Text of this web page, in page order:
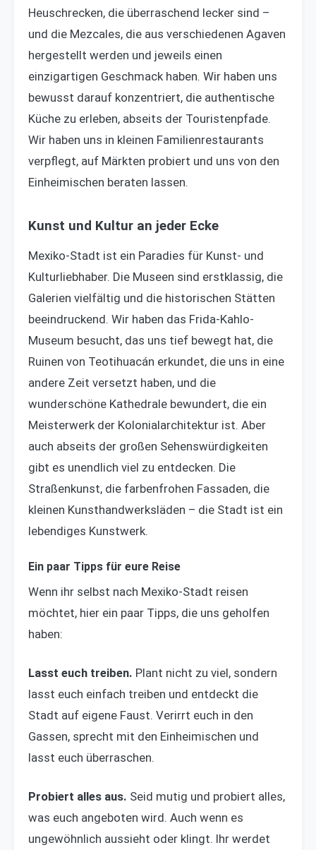
Heuschrecken, die überraschend lecker sind –
und die Mezcales, die aus verschiedenen Agaven
hergestellt werden und jeweils einen
einzigartigen Geschmack haben. Wir haben uns
bewusst darauf konzentriert, die authentische
Küche zu erleben, abseits der Touristenpfade.
Wir haben uns in kleinen Familienrestaurants
verpflegt, auf Märkten probiert und uns von den
Einheimischen beraten lassen.
Kunst und Kultur an jeder Ecke
Mexiko-Stadt ist ein Paradies für Kunst- und
Kulturliebhaber. Die Museen sind erstklassig, die
Galerien vielfältig und die historischen Stätten
beeindruckend. Wir haben das Frida-Kahlo-
Museum besucht, das uns tief bewegt hat, die
Ruinen von Teotihuacán erkundet, die uns in eine
andere Zeit versetzt haben, und die
wunderschöne Kathedrale bewundert, die ein
Meisterwerk der Kolonialarchitektur ist. Aber
auch abseits der großen Sehenswürdigkeiten
gibt es unendlich viel zu entdecken. Die
Straßenkunst, die farbenfrohen Fassaden, die
kleinen Kunsthandwerksläden – die Stadt ist ein
lebendiges Kunstwerk.
Ein paar Tipps für eure Reise
Wenn ihr selbst nach Mexiko-Stadt reisen
möchtet, hier ein paar Tipps, die uns geholfen
haben:
Lasst euch treiben. Plant nicht zu viel, sondern
lasst euch einfach treiben und entdeckt die
Stadt auf eigene Faust. Verirrt euch in den
Gassen, sprecht mit den Einheimischen und
lasst euch überraschen.
Probiert alles aus. Seid mutig und probiert alles,
was euch angeboten wird. Auch wenn es
ungewöhnlich aussieht oder klingt. Ihr werdet